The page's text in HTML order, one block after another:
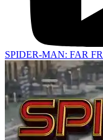
SPIDER-MAN: FAR